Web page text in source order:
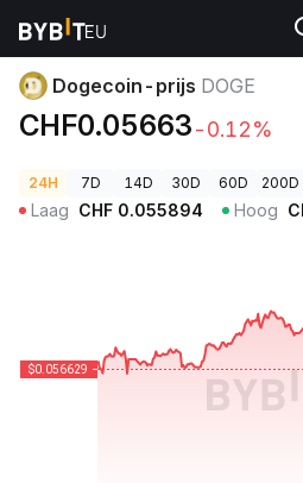
Cryptoprijzen
Dogecoin-prijs DOGE
CHF0.05663-0.12%
24H 7D 14D 30D 60D 200D
Laag CHF 0.055894 Hoog